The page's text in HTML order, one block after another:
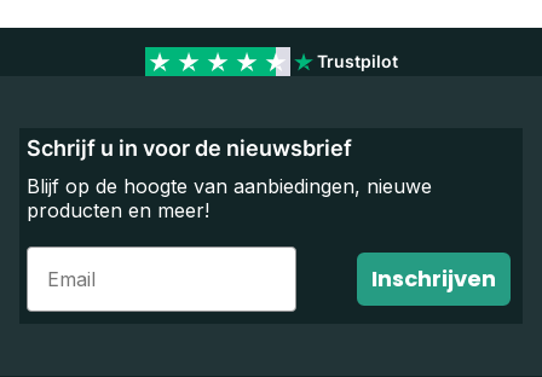
Trustpilot
Schrijf u in voor de nieuwsbrief
Blijf op de hoogte van aanbiedingen, nieuwe
producten en meer!
Email
Inschrijven